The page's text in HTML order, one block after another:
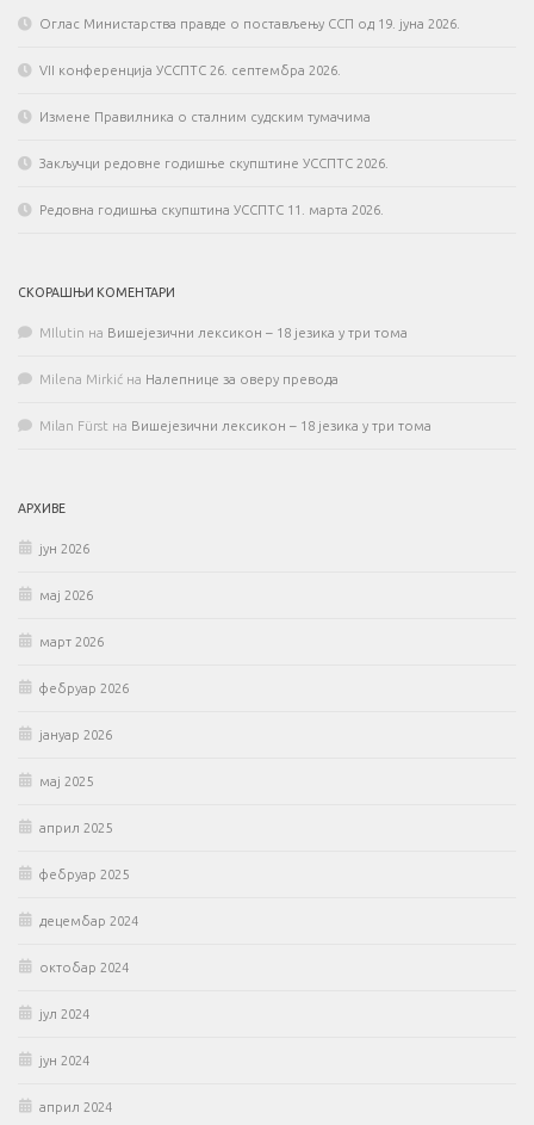
Оглас Министарства правде о постављењу ССП од 19. јуна 2026.
VII конференција УССПТС 26. септембра 2026.
Измене Правилника о сталним судским тумачима
Закључци редовне годишње скупштине УССПТС 2026.
Редовна годишња скупштина УССПТС 11. марта 2026.
СКОРАШЊИ КОМЕНТАРИ
MIlutin на Вишејезични лексикон – 18 језика у три тома
Milena Mirkić на Налепнице за оверу превода
Milan Fürst на Вишејезични лексикон – 18 језика у три тома
АРХИВЕ
јун 2026
мај 2026
март 2026
фебруар 2026
јануар 2026
мај 2025
април 2025
фебруар 2025
децембар 2024
октобар 2024
јул 2024
јун 2024
април 2024